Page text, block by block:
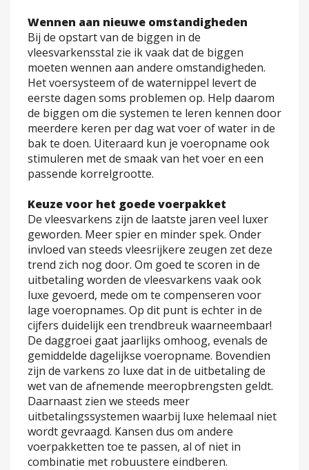
Wennen aan nieuwe omstandigheden
Bij de opstart van de biggen in de
vleesvarkensstal zie ik vaak dat de biggen
moeten wennen aan andere omstandigheden.
Het voersysteem of de waternippel levert de
eerste dagen soms problemen op. Help daarom
de biggen om die systemen te leren kennen door
meerdere keren per dag wat voer of water in de
bak te doen. Uiteraard kun je voeropname ook
stimuleren met de smaak van het voer en een
passende korrelgrootte.
Keuze voor het goede voerpakket
De vleesvarkens zijn de laatste jaren veel luxer
geworden. Meer spier en minder spek. Onder
invloed van steeds vleesrijkere zeugen zet deze
trend zich nog door. Om goed te scoren in de
uitbetaling worden de vleesvarkens vaak ook
luxe gevoerd, mede om te compenseren voor
lage voeropnames. Op dit punt is echter in de
cijfers duidelijk een trendbreuk waarneembaar!
De daggroei gaat jaarlijks omhoog, evenals de
gemiddelde dagelijkse voeropname. Bovendien
zijn de varkens zo luxe dat in de uitbetaling de
wet van de afnemende meeropbrengsten geldt.
Daarnaast zien we steeds meer
uitbetalingssystemen waarbij luxe helemaal niet
wordt gevraagd. Kansen dus om andere
voerpakketten toe te passen, al of niet in
combinatie met robuustere eindberen.